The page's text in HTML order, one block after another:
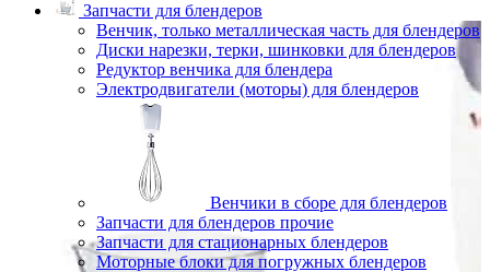
Запчасти для блендеров
Венчик, только металлическая часть для блендеров
Диски нарезки, терки, шинковки для блендеров
Редуктор венчика для блендера
Электродвигатели (моторы) для блендеров
Венчики в сборе для блендеров
Запчасти для блендеров прочие
Запчасти для стационарных блендеров
Моторные блоки для погружных блендеров